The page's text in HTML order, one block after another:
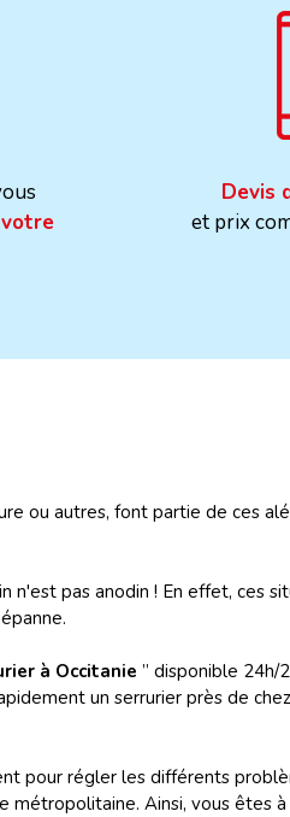
Devis
et prix
ou autres, font partie de ces
n'est pas anodin ! En effet, ces
à Occitanie ” disponible 24h/
un serrurier près de
pour régler les différents
Ainsi, vous êtes